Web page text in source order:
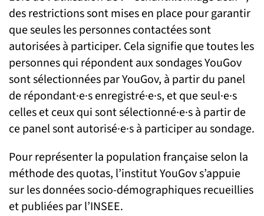
des restrictions sont mises en place pour garantir
que seules les personnes contactées sont
autorisées à participer. Cela signifie que toutes les
personnes qui répondent aux sondages YouGov
sont sélectionnées par YouGov, à partir du panel
de répondant·e·s enregistré·e·s, et que seul·e·s
celles et ceux qui sont sélectionné·e·s à partir de
ce panel sont autorisé·e·s à participer au sondage.
Pour représenter la population française selon la
méthode des quotas, l’institut YouGov s’appuie
sur les données socio-démographiques recueillies
et publiées par l’INSEE.